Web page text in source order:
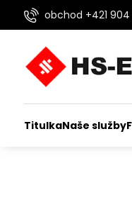
obchod +421 904
TitulkaNaše služby